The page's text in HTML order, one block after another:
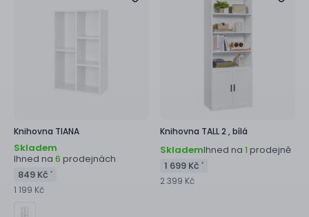
Knihovna TIANA
Skladem
Ihned na 6 prodejnách
849 Kč *
1 199 Kč
Knihovna TALL 2 ,bílá
SklademIhned na 1 prodejně
1 699 Kč *
2 399 Kč